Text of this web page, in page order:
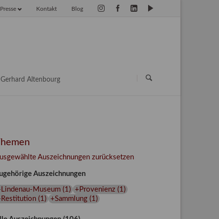
Blog
Kontakt
Presse
Gerhard Altenbourg
Auszeichnungen zurücksetzen
Auszeichnungen
Museum(1 ) +Provenienz(1 )
(1 ) +Sammlung(1 )